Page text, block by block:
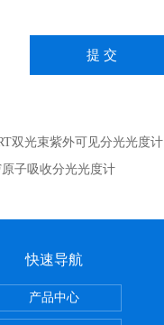
双光束紫外可见分光光度计
原子吸收分光光度计
快速导航
产品中心